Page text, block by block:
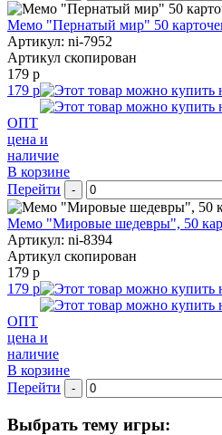
Мемо "Пернатый мир" 50
Артикул: ni-7952
Артикул скопирован
179 р
179 р
ОПТ
цена и
наличие
В корзине
Перейти
-
Мемо "Мировые шедевры", 50
Артикул: ni-8394
Артикул скопирован
179 р
179 р
ОПТ
цена и
наличие
В корзине
Перейти
-
Выбрать тему игры: